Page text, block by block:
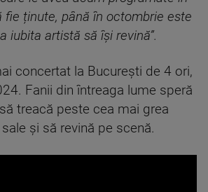
fie ținute, până în octombrie este
iubita artistă să își revină”.
concertat la București de 4 ori,
Fanii din întreaga lume speră
treacă peste cea mai grea
și să revină pe scenă.